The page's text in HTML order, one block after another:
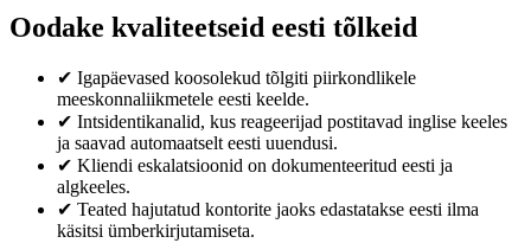
Oodake kvaliteetseid eesti tõlkeid
✔ Igapäevased koosolekud tõlgiti piirkondlikele
meeskonnaliikmetele eesti keelde.
✔ Intsidentikanalid, kus reageerijad postitavad inglise keeles
ja saavad automaatselt eesti uuendusi.
✔ Kliendi eskalatsioonid on dokumenteeritud eesti ja
algkeeles.
✔ Teated hajutatud kontorite jaoks edastatakse eesti ilma
käsitsi ümberkirjutamiseta.